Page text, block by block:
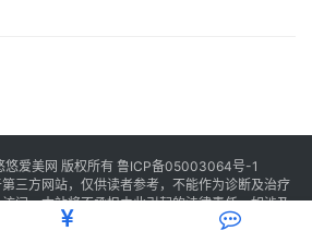
爱美网 版权所有 鲁ICP备05003064号-1
三方网站，仅供读者参考，不能作为诊断及治疗
问，本站将不承担由此引起的法律责任。如涉及
联系我们